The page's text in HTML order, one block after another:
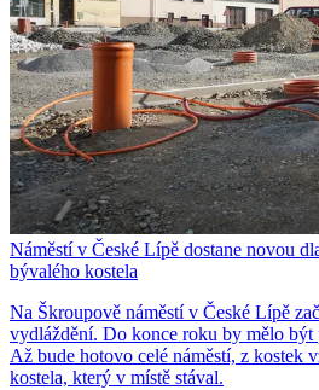
Náměstí v České Lípě dostane novou
bývalého kostela
Na Škroupově náměstí v České Lípě
vydláždění. Do konce roku by mělo být
Až bude hotovo celé náměstí, z kostek
kostela, který v místě stával.